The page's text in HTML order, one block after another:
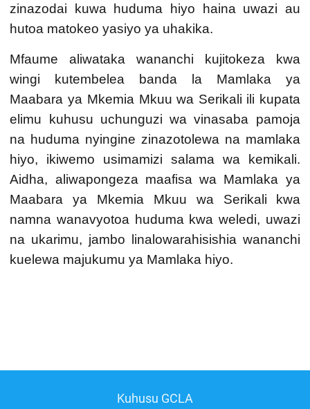
zinazodai kuwa huduma hiyo haina uwazi au
hutoa matokeo yasiyo ya uhakika.
Mfaume aliwataka wananchi kujitokeza kwa
wingi kutembelea banda la Mamlaka ya
Maabara ya Mkemia Mkuu wa Serikali ili kupata
elimu kuhusu uchunguzi wa vinasaba pamoja
na huduma nyingine zinazotolewa na mamlaka
hiyo, ikiwemo usimamizi salama wa kemikali.
Aidha, aliwapongeza maafisa wa Mamlaka ya
Maabara ya Mkemia Mkuu wa Serikali
kwa
namna wanavyotoa huduma kwa weledi, uwazi
na ukarimu, jambo linalowarahisishia wananchi
kuelewa majukumu ya Mamlaka hiyo.
Kuhusu GCLA